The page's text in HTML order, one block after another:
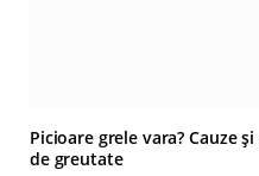
Picioare grele vara? Cauze
de greutate